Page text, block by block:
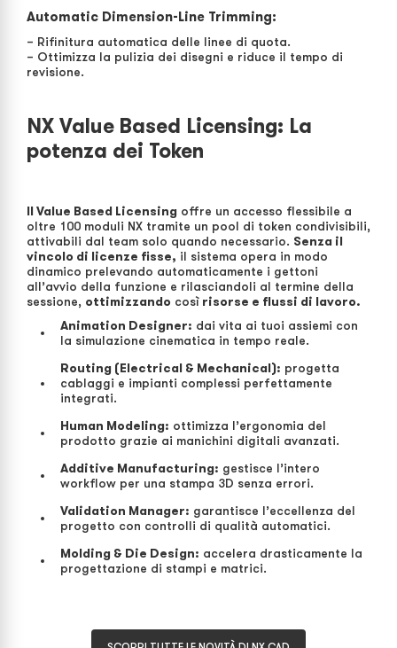
Automatic Dimension-Line Trimming:
– Rifinitura automatica delle linee di quota.
– Ottimizza la pulizia dei disegni e riduce il tempo di
revisione.
NX Value Based Licensing: La
potenza dei Token
Il Value Based Licensing offre un accesso flessibile a
oltre 100 moduli NX tramite un pool di token condivisibili,
attivabili dal team solo quando necessario. Senza il
vincolo di licenze fisse, il sistema opera in modo
dinamico prelevando automaticamente i gettoni
all’avvio della funzione e rilasciandoli al termine della
sessione, ottimizzando così risorse e flussi di lavoro.
Animation Designer: dai vita ai tuoi assiemi con
la simulazione cinematica in tempo reale.
Routing (Electrical & Mechanical): progetta
cablaggi e impianti complessi perfettamente
integrati.
Human Modeling: ottimizza l’ergonomia del
prodotto grazie ai manichini digitali avanzati.
Additive Manufacturing: gestisce l’intero
workflow per una stampa 3D senza errori.
Validation Manager: garantisce l’eccellenza del
progetto con controlli di qualità automatici.
Molding & Die Design: accelera drasticamente la
progettazione di stampi e matrici.